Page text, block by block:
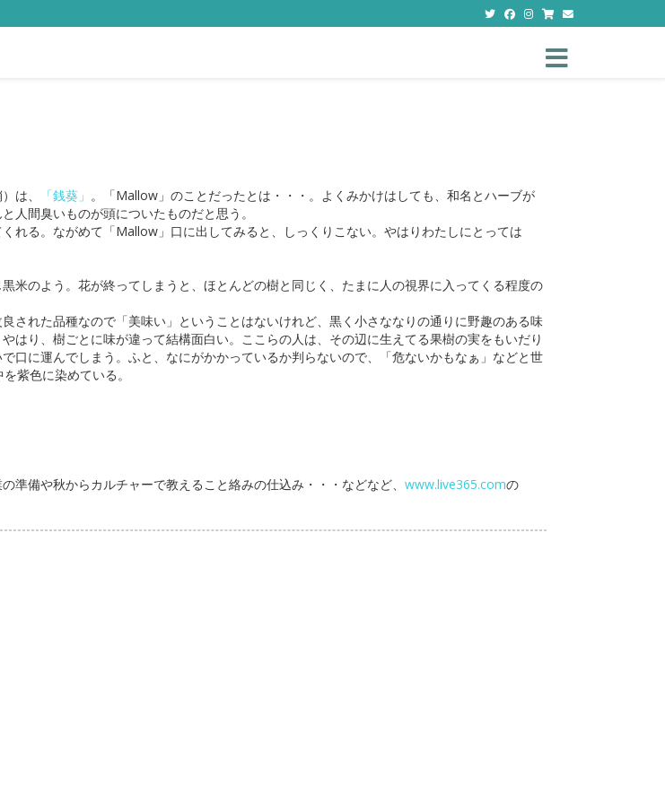
Toggle navigation
は、
「銭葵」 。「Mallow」のことだったとは・・・。よくみかけはしても、和名とハーブが
人間臭いものが頭についたものだと思う。
れる。ながめて「Mallow」口に出してみると、しっくりこない。やはりわたしにとっては
のよう。花が終ってしまうと、ほとんどの樹と同じく、たまに人の視界に入ってくる程度の
された品種なので「美味い」ということはないけれど、黒く小さななりの通りに野趣のある味
り、樹ごとに味が違って結構面白い。ここらの人は、その辺に生えてる果樹の実をもいだり
口に運んでしまう。ふと、なにがかかっているか判らないので、「危ないかもなぁ」などと世
紫色に染めている。
備や秋からカルチャーで教えること絡みの仕込み・・・などなど、 www.live365.comの